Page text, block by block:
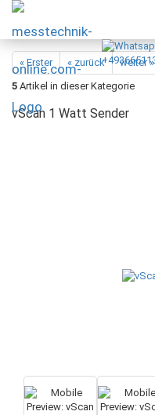
« Erster « zurück
weiter »
5 Artikel in dieser Kategorie
vScan 1 Watt Sender